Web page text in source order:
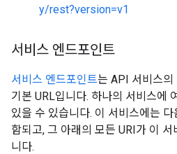
y/rest?version=v1
서비스 엔드포인트
서비스 엔드포인트는 API 서비스의
기본 URL입니다. 하나의 서비스에
있을 수 있습니다. 이 서비스에는
함되고, 그 아래의 모든 URI가 이
니다.